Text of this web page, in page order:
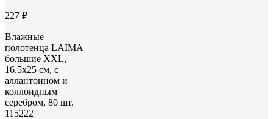
227 ₽
Влажные
полотенца LAIMA
большие XXL,
16.5x25 см, с
аллантоином и
коллоидным
серебром, 80 шт.
115222